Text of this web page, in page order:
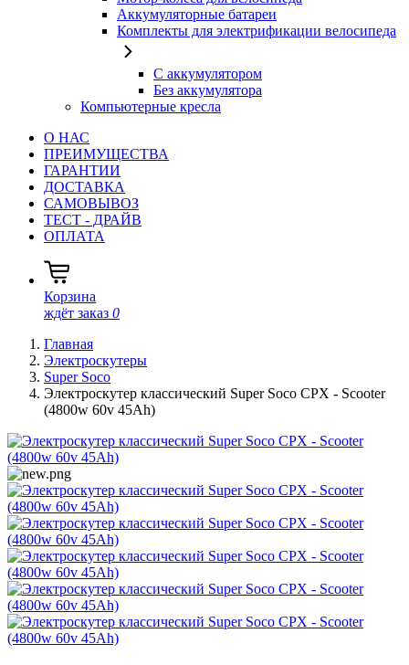
Аккумуляторные батареи
Комплекты для электрификации велосипеда
С аккумулятором
Без аккумулятора
Компьютерные кресла
О НАС
ПРЕИМУЩЕСТВА
ГАРАНТИИ
ДОСТАВКА
САМОВЫВОЗ
ТЕСТ - ДРАЙВ
ОПЛАТА
Корзина
ждёт заказ 0
Главная
Электроскутеры
Super Soco
Электроскутер классический Super Soco CPX - Scooter
(4800w 60v 45Ah)